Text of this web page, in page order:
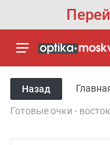
Назад
Готовые очки -